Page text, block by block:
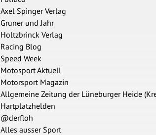
Axel Spinger Verlag
Gruner und Jahr
Holtzbrinck Verlag
Racing Blog
Speed Week
Motosport Aktuell
Motorsport Magazin
Allgemeine Zeitung der Lüneburger Heide
Hartplatzhelden
@derfloh
Alles ausser Sport